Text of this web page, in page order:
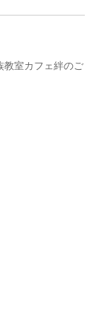
室カフェ絆のご